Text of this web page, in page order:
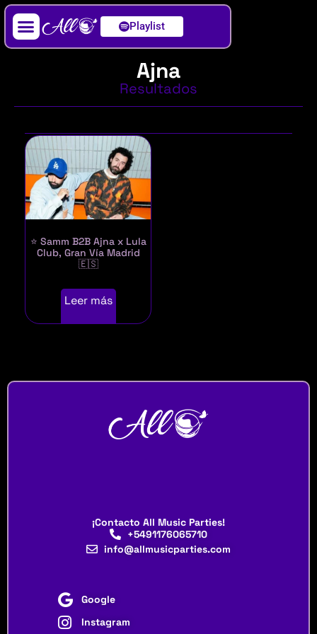
Playlist
Ajna
Resultados
⭐ Samm B2B Ajna x Lula
Club, Gran Vía Madrid
🇪🇸
Leer más
¡Contacto All Music Parties!
+5491176065710
info@allmusicparties.com
Google
Instagram